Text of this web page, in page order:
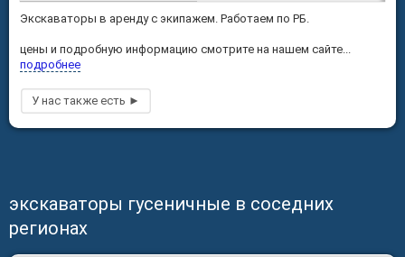
Экскаваторы в аренду с экипажем. Работаем по РБ.
цены и подробную информацию смотрите на нашем сайте...
подробнее
экскаваторы гусеничные в соседних
регионах